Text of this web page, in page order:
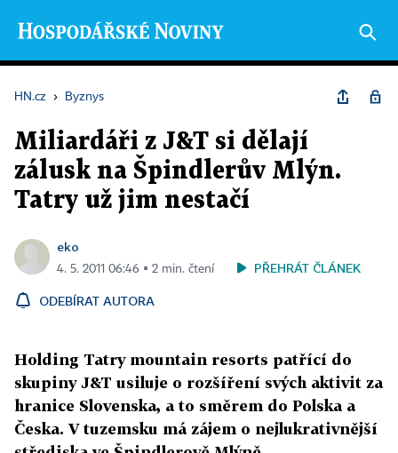
HN.cz › Byznys
Miliardáři z J&T si dělají
zálusk na Špindlerův Mlýn.
Tatry už jim nestačí
eko
4. 5. 2011 06:46 ▪ 2 min. čtení PŘEHRÁT ČLÁNEK
ODEBÍRAT AUTORA
Holding Tatry mountain resorts patřící do
skupiny J&T usiluje o rozšíření svých aktivit za
hranice Slovenska, a to směrem do Polska a
Česka. V tuzemsku má zájem o nejlukrativnější